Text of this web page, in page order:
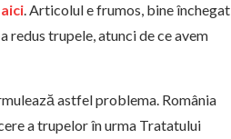
aici. Articolul e frumos, bine închegat
redus trupele, atunci de ce avem
astfel problema. România
a trupelor în urma Tratatului